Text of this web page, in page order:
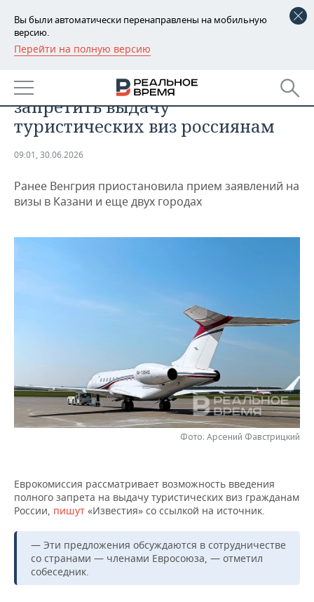
Вы были автоматически перенаправлены на мобильную
версию.
Перейти на полную версию
РЕГИОНЫ
БАШКОРТОСТАН
ТАТАРСТАН
НОВОСТИ
АНАЛИТИКА
ДЕКЛАРАЦИИ О ДОХОДАХ
КОРОЛИ ГОСЗАКАЗА ПФО
ТАТАРСТАНА
НОВОСТИ ЭКОНОМИКИ
ПРОМЫШЛЕННОСТЬ
ОПК
ЭНЕРГЕТИКА
АВТО
УСЛУГИ
МЕДИА
НОВОСТИ МЕРОПРИЯТИЙ
ВЫЕЗДНАЯ РЕДАКЦИЯ
ОТКРЫТАЯ ЛЕКЦИЯ
НОВОСТИ СПОРТА
БАСКЕТБОЛ
ВОЛЕЙБОЛ
КИБЕРСПОРТ
ОБЩЕСТВО
ИНФРАСТРУКТУРА
ИСТОРИЯ
КУЛЬТУРА
СПРАВОЧНИК
СПИСОК ПЕРСОН
СПИСОК КОМПАНИЙ
ПОЛНАЯ ВЕРСИЯ
В ЕС планируют полностью
запретить выдачу
туристических виз россиянам
09:01, 30.06.2026
Ранее Венгрия приостановила прием заявлений на
визы в Казани и еще двух городах
Фото: Арсений Фавстрицкий
Еврокомиссия рассматривает возможность введения
полного запрета на выдачу туристических виз гражданам
России, пишут «Известия» со ссылкой на источник.
— Эти предложения обсуждаются в сотрудничестве
со странами — членами Евросоюза, — отметил
собеседник.